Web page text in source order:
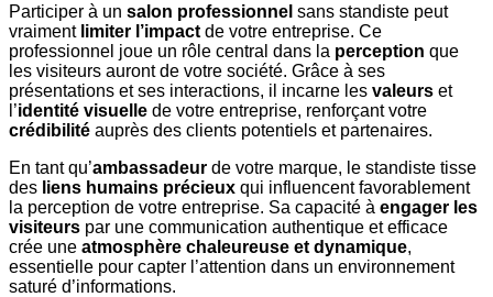
Participer à un salon professionnel sans standiste peut
vraiment limiter l’impact de votre entreprise. Ce
professionnel joue un rôle central dans la perception que
les visiteurs auront de votre société. Grâce à ses
présentations et ses interactions, il incarne les valeurs et
l’identité visuelle de votre entreprise, renforçant votre
crédibilité auprès des clients potentiels et partenaires.
En tant qu’ambassadeur de votre marque, le standiste tisse
des liens humains précieux qui influencent favorablement
la perception de votre entreprise. Sa capacité à engager les
visiteurs par une communication authentique et efficace
crée une atmosphère chaleureuse et dynamique,
essentielle pour capter l’attention dans un environnement
saturé d’informations.